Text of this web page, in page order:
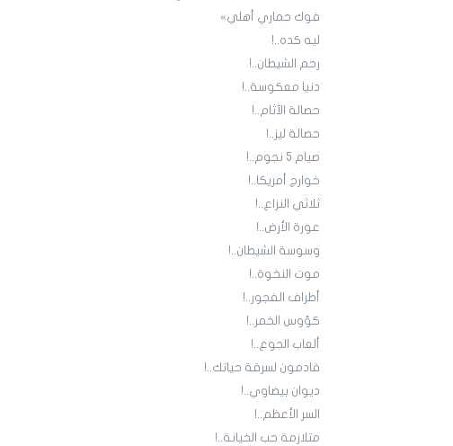
فوك حماري أهلي»
ليه كده..!
رحم الشيطان..!
دنيا معكوسة..!
حصالة الآثام..!
حصالة ليز..!
صيام 5 نجوم..!
خوارج أمريكا..!
ثلاثي النزاع..!
عورة الأرض..!
وسوسة الشيطان..!
موت النخوة..!
أطراف الفجور..!
كؤوس الخمر..!
ألعاب الجوع..!
قادمون لسرقة حياتك..!
ديوان بيضاوي..!
السر الأعظم..!
متلازمة حب الخيانة..!